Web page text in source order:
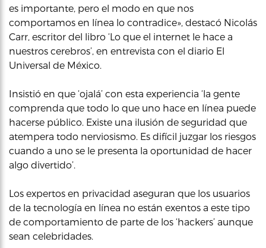
es importante, pero el modo en que nos
comportamos en línea lo contradice», destacó Nicolás
Carr, escritor del libro ‘Lo que el internet le hace a
nuestros cerebros’, en entrevista con el diario El
Universal de México.
Insistió en que ‘ojalá’ con esta experiencia ‘la gente
comprenda que todo lo que uno hace en línea puede
hacerse público. Existe una ilusión de seguridad que
atempera todo nerviosismo. Es difícil juzgar los riesgos
cuando a uno se le presenta la oportunidad de hacer
algo divertido’.
Los expertos en privacidad aseguran que los usuarios
de la tecnología en línea no están exentos a este tipo
de comportamiento de parte de los ‘hackers’ aunque
sean celebridades.